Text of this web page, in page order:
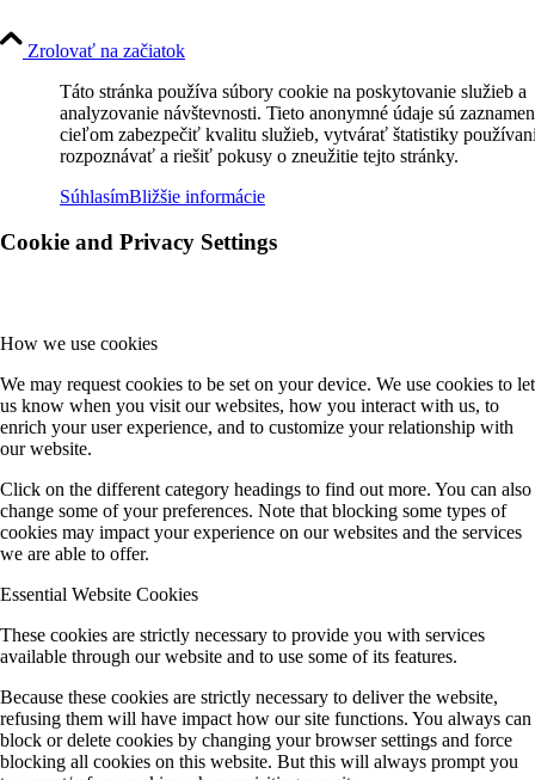
Zrolovať na začiatok
Táto stránka používa súbory cookie na poskytovanie služieb a
analyzovanie návštevnosti. Tieto anonymné údaje sú
cieľom zabezpečiť kvalitu služieb, vytvárať štatistiky
rozpoznávať a riešiť pokusy o zneužitie tejto stránky.
SúhlasímBližšie informácie
Cookie and Privacy Settings
How we use cookies
We may request cookies to be set on your device. We use cookies to let
us know when you visit our websites, how you interact with us, to
enrich your user experience, and to customize your relationship with
our website.
Click on the different category headings to find out more. You can also
change some of your preferences. Note that blocking some types of
cookies may impact your experience on our websites and the services
we are able to offer.
Essential Website Cookies
These cookies are strictly necessary to provide you with services
available through our website and to use some of its features.
Because these cookies are strictly necessary to deliver the website,
refusing them will have impact how our site functions. You always can
block or delete cookies by changing your browser settings and force
blocking all cookies on this website. But this will always prompt you